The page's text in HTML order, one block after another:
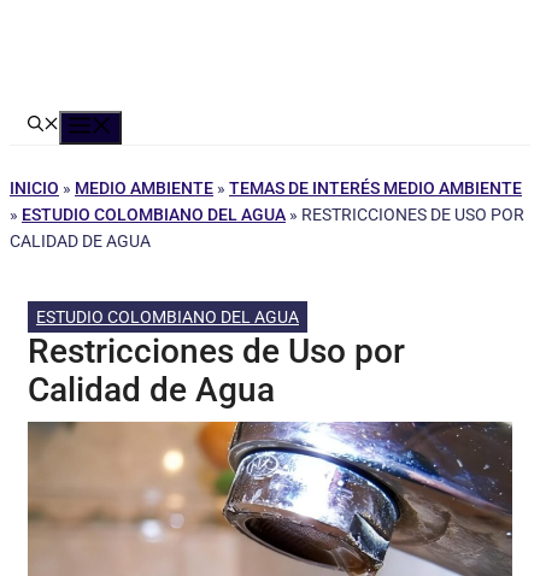
INICIO » MEDIO AMBIENTE » TEMAS DE INTERÉS MEDIO AMBIENTE
» ESTUDIO COLOMBIANO DEL AGUA » RESTRICCIONES DE USO POR
CALIDAD DE AGUA
ESTUDIO COLOMBIANO DEL AGUA
Restricciones de Uso por
Calidad de Agua